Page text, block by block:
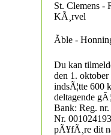
St. Clemens -
KÃ¸rvel
Ãble -
Du kan
den 1.
indsÃ¦tte 600
deltagende
Bank: Reg.
Nr.
pÃ¥fÃ¸re dit